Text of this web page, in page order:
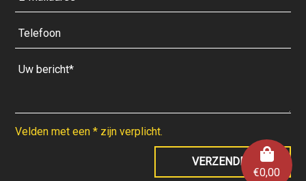
€0,00
Velden met een * zijn verplicht.